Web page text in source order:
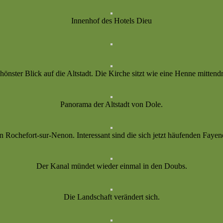
Innenhof des Hotels Dieu
Blick auf die Altstadt. Die Kirche sitzt wie eine Henne
Panorama der Altstadt von Dole.
Rochefort-sur-Nenon. Interessant sind die sich jetzt häufenden
Der Kanal mündet wieder einmal in den Doubs.
Die Landschaft verändert sich.